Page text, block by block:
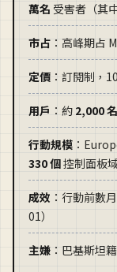
萬名 受害者（其
市占 ：高峰期占
定價 ：訂閱制，
用戶 ：約 2,000 名
行動規模 ：
330 個控制面板
成效 ：行動前數
01）
主嫌 ：巴基斯坦